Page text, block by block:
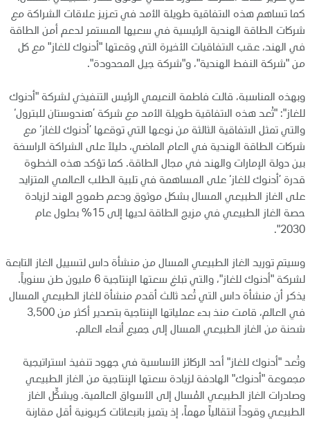
كما تساهم هذه الاتفاقية طويلة الأمد في تعزيز علاقات الشراكة مع
شركات الطاقة الهندية الرئيسية في سعيها المستمر لدعم أمن الطاقة
في الهند، عقب الاتفاقيات الأخيرة التي وقعتها "أدنوك للغاز" مع كل
من "شركة النفط الهندية"، و"شركة جيل المحدودة".
وبهذه المناسبة، قالت فاطمة النعيمي الرئيس التنفيذي لشركة "أدنوك
للغاز": "تُعد هذه الاتفاقية طويلة الأمد مع شركة ’هندوستان للبترول‘
والتي تمثل الاتفاقية الثالثة من نوعها التي توقعها ’أدنوك للغاز‘ مع
شركات الطاقة الهندية في العام الماضي، دليلاً على الشراكة الراسخة
بين دولة الإمارات والهند في مجال الطاقة. كما تؤكد هذه الخطوة
قدرة ’أدنوك للغاز‘ على المساهمة في تلبية الطلب العالمي المتزايد
على الغاز الطبيعي المسال بشكل موثوق ودعم طموح الهند لزيادة
حصة الغاز الطبيعي في مزيج الطاقة لديها إلى 15% بحلول عام
2030".
وسيتم توريد الغاز الطبيعي المسال من منشأة داس لتسييل الغاز التابعة
لشركة "أدنوك للغاز"، والتي تبلغ سعتها الإنتاجية 6 مليون طن سنوياً.
يذكر أن منشأة داس التي تُعد ثالث أقدم منشأة للغاز الطبيعي المسال
في العالم، قامت منذ بدء عملياتها الإنتاجية بتصدير أكثر من 3,500
شحنة من الغاز الطبيعي المسال إلى جميع أنحاء العالم.
وتُعد "أدنوك للغاز" أحد الركائز الأساسية في جهود تنفيذ استراتيجية
مجموعة "أدنوك" الهادفة لزيادة سعتها الإنتاجية من الغاز الطبيعي
وصادرات الغاز الطبيعي المُسال إلى الأسواق العالمية. ويشكِّل الغاز
الطبيعي وقوداً انتقالياً مهماً، إذ يتميز بانبعاثات كربونية أقل مقارنة